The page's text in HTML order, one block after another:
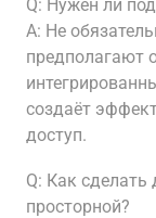
Q: Нужен ли
A: Не
предполагают
создаёт
доступ.
Q: Как сделать
просторной?